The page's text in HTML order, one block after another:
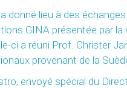
a donné lieu à des
GINA présentée par la
ci a réuni Prof. Christer
provenant de la
envoyé spécial du